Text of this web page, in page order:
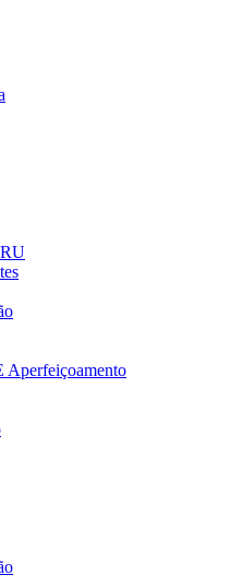
Aperfeiçoamento